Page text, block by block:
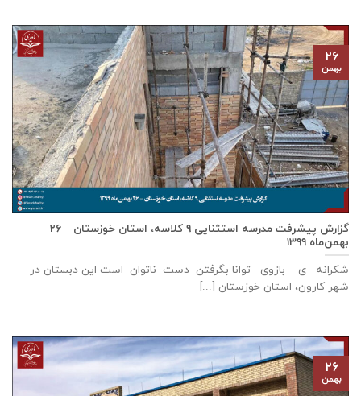
گزارش پيشرفت مدرسه استثنايی ٩ كلاسه، استان خوزستان – ۲۶
بهمن‌ماه ۱۳۹۹
شکرانه ی بازوی توانا بگرفتن دست ناتوان است این دبستان در
شهر كارون، استان خوزستان [...]
۲۶
بهمن
۲۶
بهمن